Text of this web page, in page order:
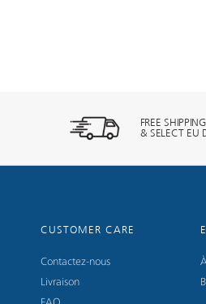
FREE
& SELECT EU
CUSTOMER CARE
Contactez-nous
Livraison